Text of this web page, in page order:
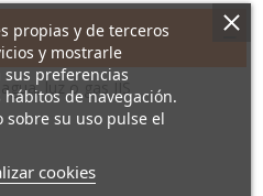
luz o gas JIS
propias y de terceros
y mostrarle
preferencias
de navegación.
sobre su uso pulse el
cookies